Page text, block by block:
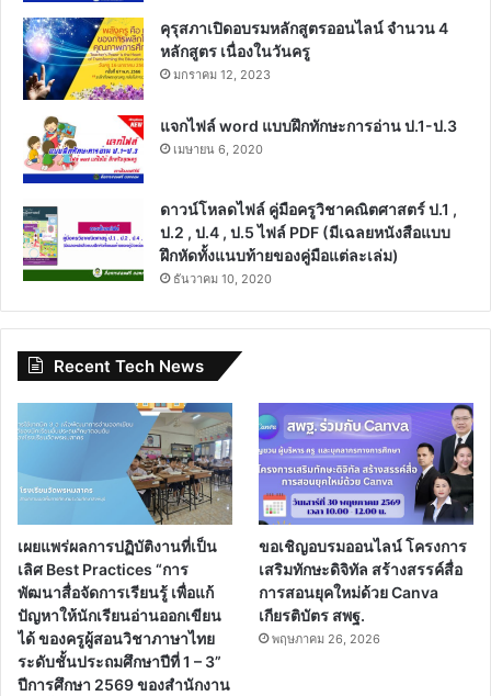
คุรุสภาเปิดอบรมหลักสูตรออนไลน์ จำนวน 4
หลักสูตร เนื่องในวันครู
มกราคม 12, 2023
แจกไฟล์ word แบบฝึกทักษะการอ่าน ป.1-ป.3
เมษายน 6, 2020
ดาวน์โหลดไฟล์ คู่มือครูวิชาคณิตศาสตร์ ป.1 ,
ป.2 , ป.4 , ป.5 ไฟล์ PDF (มีเฉลยหนังสือแบบ
ฝึกหัดทั้งแนบท้ายของคู่มือแต่ละเล่ม)
ธันวาคม 10, 2020
Recent Tech News
เผยแพร่ผลการปฏิบัติงานที่เป็น
เลิศ Best Practices “การ
พัฒนาสื่อจัดการเรียนรู้ เพื่อแก้
ปัญหาให้นักเรียนอ่านออกเขียน
ได้ ของครูผู้สอนวิชาภาษาไทย
ระดับชั้นประถมศึกษาปีที่ 1 – 3”
ปีการศึกษา 2569 ของสำนักงาน
ขอเชิญอบรมออนไลน์ โครงการ
เสริมทักษะดิจิทัล สร้างสรรค์สื่อ
การสอนยุคใหม่ด้วย Canva
เกียรติบัตร สพฐ.
พฤษภาคม 26, 2026